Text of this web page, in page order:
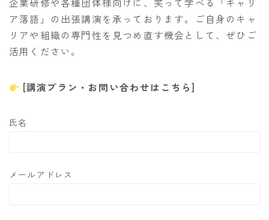
ア落語」の出張講演を承っております。ご自身のキャ
リアや組織の専門性を見つめ直す機会として、ぜひご
活用ください。
[講演プラン・お問い合わせはこちら]
氏名
メールアドレス